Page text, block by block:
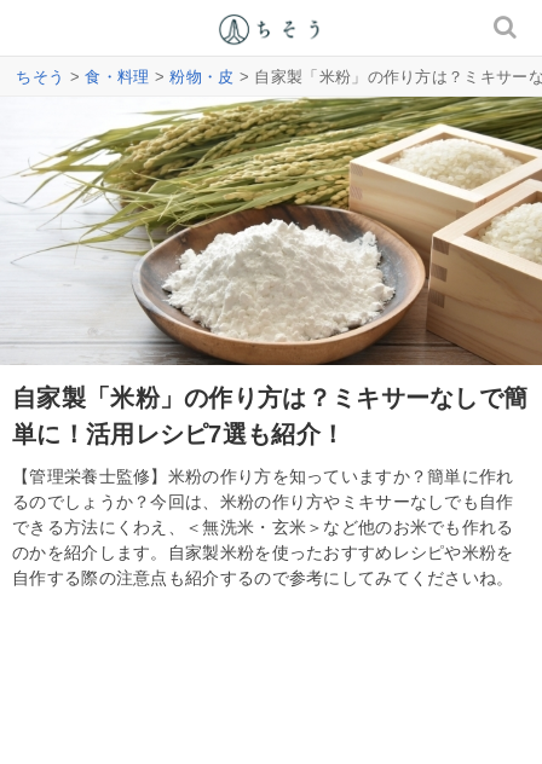
ちそう >食・料理 >粉物・皮 > 自家製「米粉」の作り方は？ミキサー
自家製「米粉」の作り方は？ミキサーなしで簡
単に！活用レシピ7選も紹介！
【管理栄養士監修】米粉の作り方を知っていますか？簡単に作れ
るのでしょうか？今回は、米粉の作り方やミキサーなしでも自作
できる方法にくわえ、＜無洗米・玄米＞など他のお米でも作れる
のかを紹介します。自家製米粉を使ったおすすめレシピや米粉を
自作する際の注意点も紹介するので参考にしてみてくださいね。